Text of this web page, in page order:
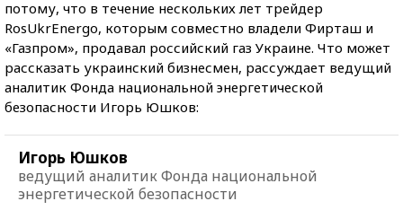
потому, что в течение нескольких лет трейдер
RosUkrEnergo, которым совместно владели Фирташ и
«Газпром», продавал российский газ Украине. Что может
рассказать украинский бизнесмен, рассуждает ведущий
аналитик Фонда национальной энергетической
безопасности Игорь Юшков:
Игорь Юшков
ведущий аналитик Фонда национальной
энергетической безопасности